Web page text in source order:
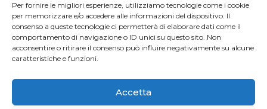
Per fornire le migliori esperienze, utilizziamo tecnologie come i cookie
per memorizzare e/o accedere alle informazioni del dispositivo. Il
consenso a queste tecnologie ci permetterà di elaborare dati come il
comportamento di navigazione o ID unici su questo sito. Non
acconsentire o ritirare il consenso può influire negativamente su alcune
caratteristiche e funzioni.
Accetta
Paginazione
degli
articoli
più recenti